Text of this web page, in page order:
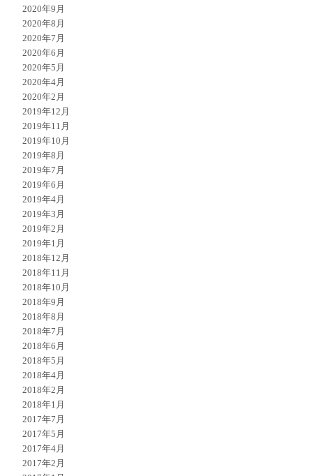
2020年9月
2020年8月
2020年7月
2020年6月
2020年5月
2020年4月
2020年2月
2019年12月
2019年11月
2019年10月
2019年8月
2019年7月
2019年6月
2019年4月
2019年3月
2019年2月
2019年1月
2018年12月
2018年11月
2018年10月
2018年9月
2018年8月
2018年7月
2018年6月
2018年5月
2018年4月
2018年2月
2018年1月
2017年7月
2017年5月
2017年4月
2017年2月